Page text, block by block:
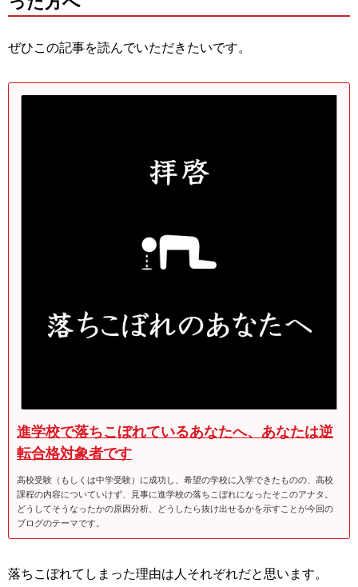
ぜひこの記事を読んでいただきたいです。
進学校で落ちこぼれているあなたへ、あなたは逆
転合格対象者です
高校受験（もしくは中学受験）に成功し、希望の学校に入学できたものの、高校
課程の内容についていけず、見事に進学校の落ちこぼれになったそこのアナタ。
どうしてそうなったかの原因分析、どうしたら抜け出せるかを示すことが今回の
ブログのテーマです。
落ちこぼれてしまった理由は人それぞれだと思います。